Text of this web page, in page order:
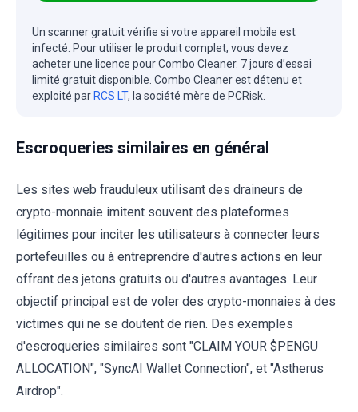
Un scanner gratuit vérifie si votre appareil mobile est
infecté. Pour utiliser le produit complet, vous devez
acheter une licence pour Combo Cleaner. 7 jours d’essai
limité gratuit disponible. Combo Cleaner est détenu et
exploité par RCS LT, la société mère de PCRisk.
Escroqueries similaires en général
Les sites web frauduleux utilisant des draineurs de
crypto-monnaie imitent souvent des plateformes
légitimes pour inciter les utilisateurs à connecter leurs
portefeuilles ou à entreprendre d'autres actions en leur
offrant des jetons gratuits ou d'autres avantages. Leur
objectif principal est de voler des crypto-monnaies à des
victimes qui ne se doutent de rien. Des exemples
d'escroqueries similaires sont "CLAIM YOUR $PENGU
ALLOCATION", "SyncAI Wallet Connection", et "Astherus
Airdrop".